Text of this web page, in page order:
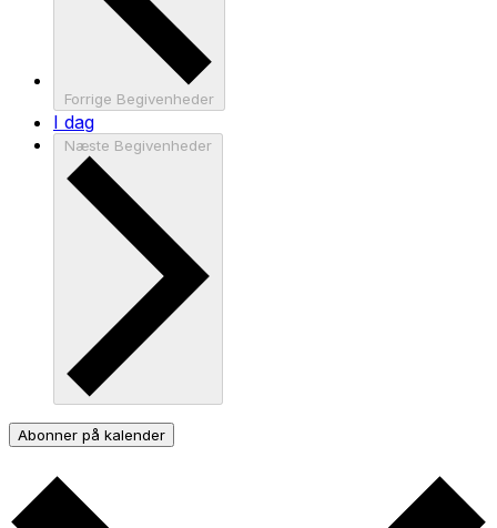
Forrige Begivenheder
I dag
Næste Begivenheder
Abonner på kalender